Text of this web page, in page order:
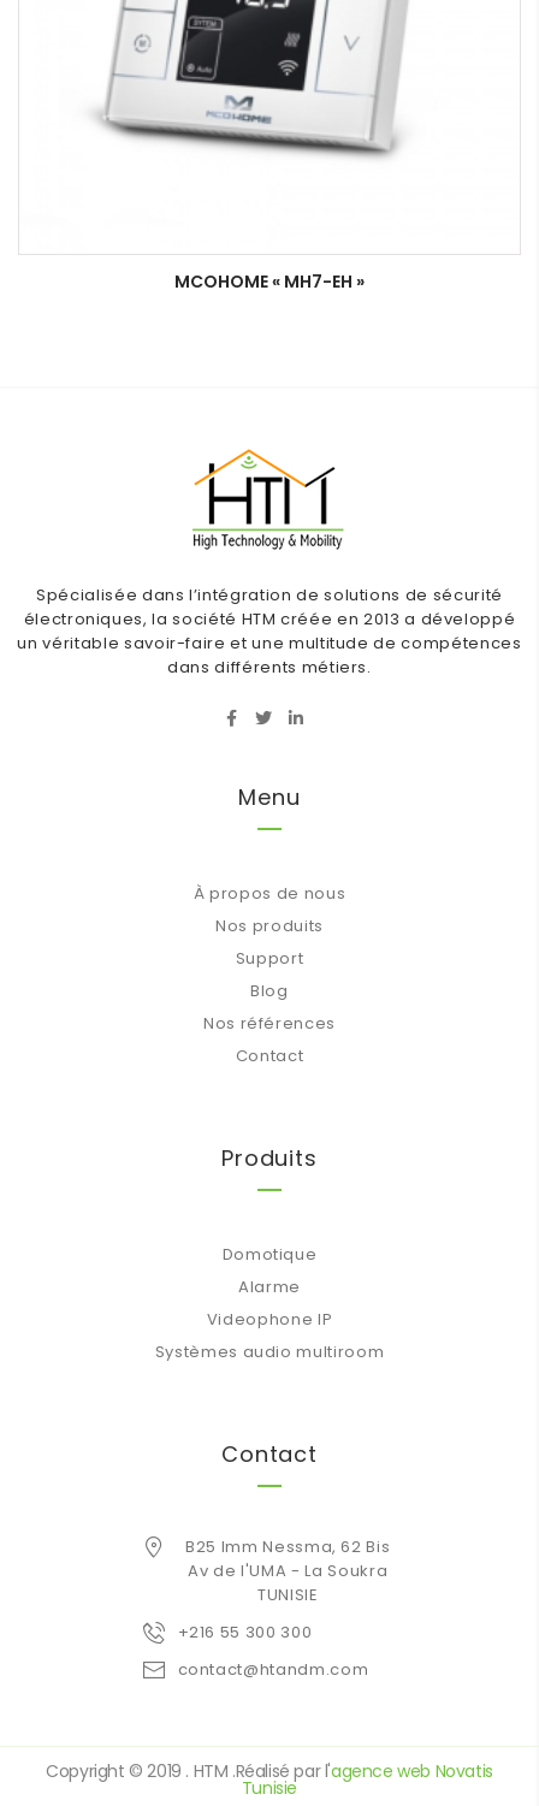
MCOHOME « MH7-EH »
Spécialisée dans l’intégration de solutions de sécurité
électroniques, la société HTM créée en 2013 a développé
un véritable savoir-faire et une multitude de compétences
dans différents métiers.
Menu
À propos de nous
Nos produits
Support
Blog
Nos références
Contact
Produits
Domotique
Alarme
Videophone IP
Systèmes audio multiroom
Contact
B25 Imm Nessma, 62 Bis
Av de l'UMA - La Soukra
TUNISIE
+216 55 300 300
contact@htandm.com
Copyright © 2019 . HTM .Réalisé par l'agence web Novatis
Tunisie